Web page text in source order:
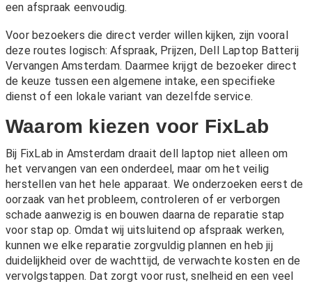
een afspraak eenvoudig.
Voor bezoekers die direct verder willen kijken, zijn vooral
deze routes logisch:Afspraak, Prijzen, Dell Laptop Batterij
Vervangen Amsterdam. Daarmee krijgt de bezoeker direct
de keuze tussen een algemene intake, een specifieke
dienst of een lokale variant van dezelfde service.
Waarom kiezen voor FixLab
Bij FixLab in Amsterdam draait dell laptop niet alleen om
het vervangen van een onderdeel, maar om het veilig
herstellen van het hele apparaat. We onderzoeken eerst de
oorzaak van het probleem, controleren of er verborgen
schade aanwezig is en bouwen daarna de reparatie stap
voor stap op. Omdat wij uitsluitend op afspraak werken,
kunnen we elke reparatie zorgvuldig plannen en heb jij
duidelijkheid over de wachttijd, de verwachte kosten en de
vervolgstappen. Dat zorgt voor rust, snelheid en een veel